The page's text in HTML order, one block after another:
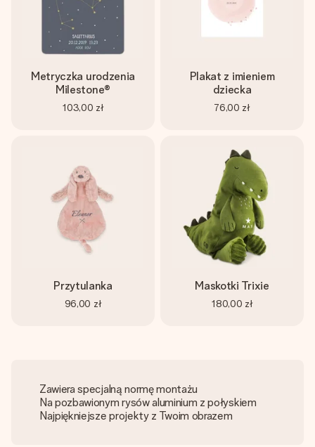
Metryczka urodzenia
Milestone®
103,00 zł
Plakat z imieniem
dziecka
76,00 zł
Przytulanka
96,00 zł
Maskotki Trixie
180,00 zł
Zawiera specjalną normę montażu
Na pozbawionym rysów aluminium z połyskiem
Najpiękniejsze projekty z Twoim obrazem